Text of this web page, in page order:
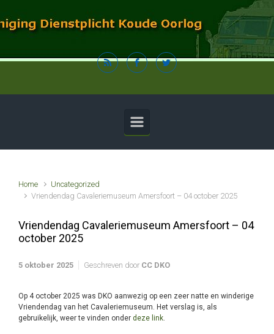
Home
Uncategorized
Vriendendag Cavaleriemuseum Amersfoort – 04 october 2025
Vriendendag Cavaleriemuseum Amersfoort – 04
october 2025
5 oktober 2025 Geschreven door CC DKO
Op 4 october 2025 was DKO aanwezig op een zeer natte en winderige
Vriendendag van het Cavaleriemuseum. Het verslag is, als
gebruikelijk, weer te vinden onder deze link.